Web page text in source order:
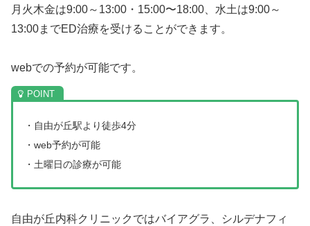
月火木金は9:00～13:00・15:00〜18:00、水土は9:00～
13:00までED治療を受けることができます。
webでの予約が可能です。
・自由が丘駅より徒歩4分
・web予約が可能
・土曜日の診療が可能
自由が丘内科クリニックではバイアグラ、シルデナフィ